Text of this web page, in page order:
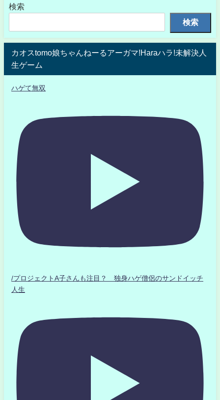
検索
検索
カオスtomo娘ちゃんねーるアーガマ!Haraハラ!未解決人
生ゲーム
ハゲて無双
/プロジェクトA子さんも注目？ 独身ハゲ僧侶のサンドイッチ
人生